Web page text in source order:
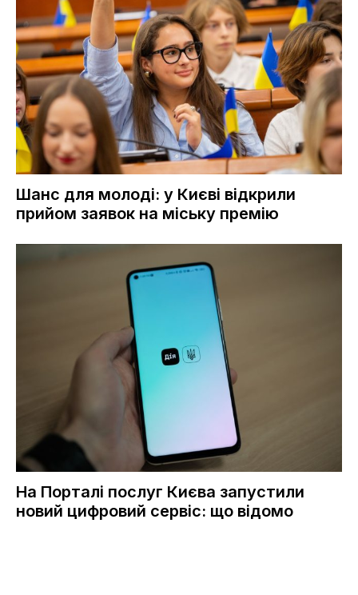
Шанс для молоді: у Києві відкрили
прийом заявок на міську премію
На Порталі послуг Києва запустили
новий цифровий сервіс: що відомо